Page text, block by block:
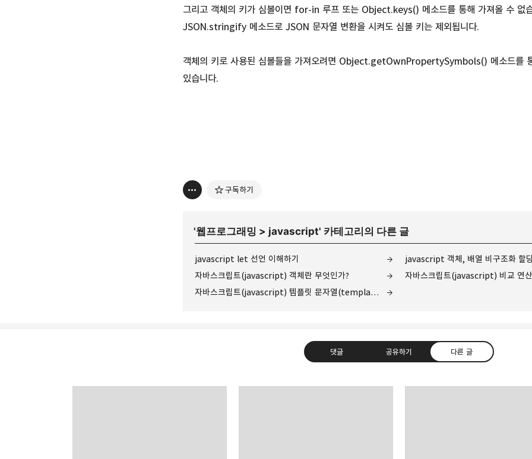
그리고 객체의 키가 심볼이면 for-in 루프 또는 Object.keys() 메소드를 통해 가져올 수 없
JSON.stringify 메소드로 JSON 문자열 변환을 시켜도 심볼 키는 제외됩니다.
객체의 키로 사용된 심볼들을 가져오려면 Object.getOwnPropertySymbols() 메소드를
있습니다.
구독하기
'웹프로그래밍 > javascript' 카테고리의 다른 글
javascript let 선언 이해하기
javascript 객체, 배열 비구조화 할
자바스크립트(javascript) 객체란 무엇인가?
자바스크립트(javascript) 비교 연
자바스크립트(javascript) 템플릿 문자열(template strings) 알아보기
댓글 공유하기 다른 글